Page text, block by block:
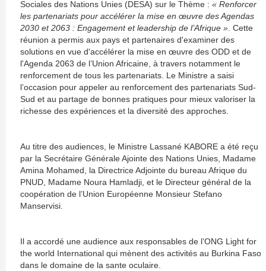
Sociales des Nations Unies (DESA) sur le Thème : « Renforcer
les partenariats pour accélérer la mise en œuvre des Agendas
2030 et 2063 : Engagement et leadership de l’Afrique ». Cette
réunion a permis aux pays et partenaires d'examiner des
solutions en vue d'accélérer la mise en œuvre des ODD et de
l'Agenda 2063 de l’Union Africaine, à travers notamment le
renforcement de tous les partenariats. Le Ministre a saisi
l’occasion pour appeler au renforcement des partenariats Sud-
Sud et au partage de bonnes pratiques pour mieux valoriser la
richesse des expériences et la diversité des approches.
Au titre des audiences, le Ministre Lassané KABORE a été reçu
par la Secrétaire Générale Ajointe des Nations Unies, Madame
Amina Mohamed, la Directrice Adjointe du bureau Afrique du
PNUD, Madame Noura Hamladji, et le Directeur général de la
coopération de l’Union Européenne Monsieur Stefano
Manservisi.
Il a accordé une audience aux responsables de l’ONG Light for
the world International qui mènent des activités au Burkina Faso
dans le domaine de la sante oculaire.